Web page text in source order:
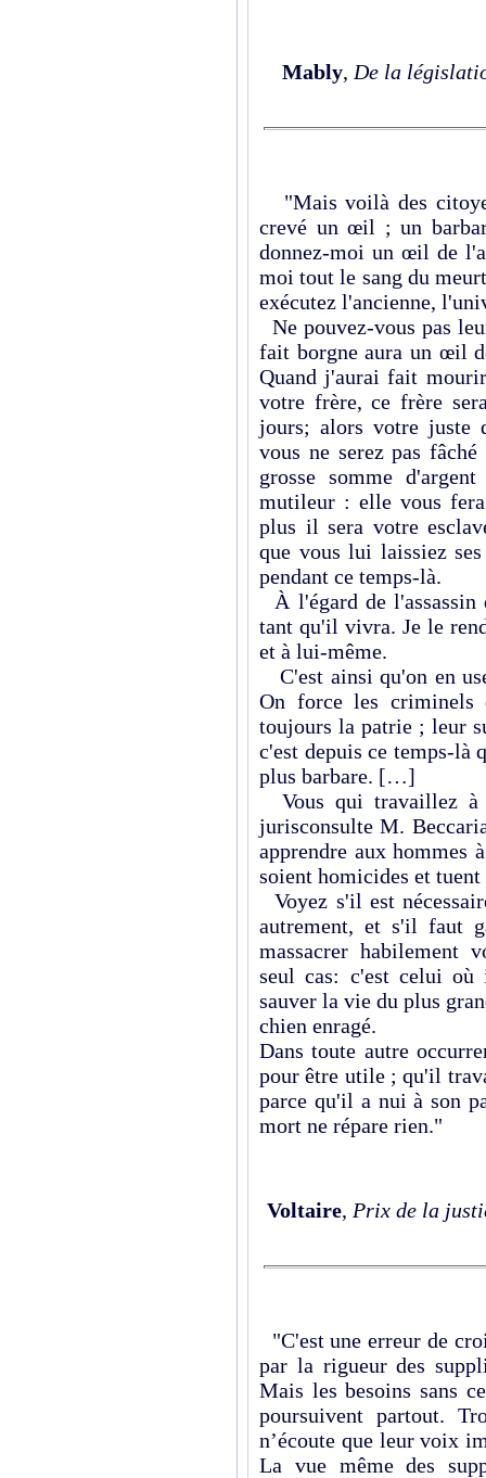
Mably, De la
"Mais voilà des
crevé un œil ; un
donnez-moi un œil de
moi tout le sang du
exécutez l'ancienne,
Ne pouvez-vous pas
fait borgne aura un œil
Quand j'aurai fait
votre frère, ce frère
jours; alors votre juste
vous ne serez pas
grosse somme
mutileur : elle vous
plus il sera votre
que vous lui laissiez
pendant ce temps-là.
À l'égard de
tant qu'il vivra. Je le
et à lui-même.
C'est ainsi qu'on en
On force les
toujours la patrie ; leur
c'est depuis ce temps-là
plus barbare. […]
Vous qui travaillez à
jurisconsulte M.
apprendre aux hommes
soient homicides et
Voyez s'il est
autrement, et s'il faut
massacrer habilement
seul cas: c'est celui
sauver la vie du plus
chien enragé.
Dans toute autre
pour être utile ; qu'il
parce qu'il a nui à son
mort ne répare rien."
Voltaire, Prix de la
"C'est une erreur de
par la rigueur des
Mais les besoins sans
poursuivent partout.
n’écoute que leur voix
La vue même des